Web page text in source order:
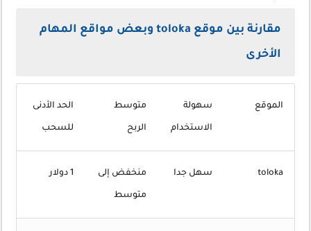
مقارنة بين موقع toloka وبعض مواقع المهام
الأخرى
الموقع سهولة
الاستخدام
متوسط
الربح
الحد الأدنى
للسحب
toloka سهل جدا منخفض إلى
متوسط
1 دولار